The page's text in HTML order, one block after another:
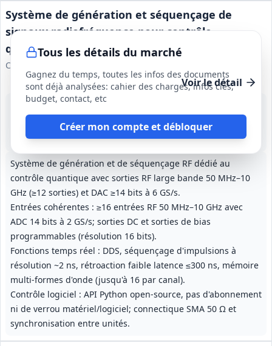
Tous les détails du marché
Gagnez du temps, toutes les infos des documents
sont déjà analysées: cahier des charges, infos clés,
budget, contact, etc
Créer mon compte et débloquer
Système de génération et séquençage de
signaux radiofréquence pour contrôle
quantique
CNRS Centre de Nanosciences et de Nanotechnologies
Voir le détail
Système de génération et de séquençage RF dédié au
contrôle quantique avec sorties RF large bande 50 MHz–10
GHz (≥12 sorties) et DAC ≥14 bits à 6 GS/s.
Entrées cohérentes : ≥16 entrées RF 50 MHz–10 GHz avec
ADC 14 bits à 2 GS/s; sorties DC et sorties de bias
programmables (résolution 16 bits).
Fonctions temps réel : DDS, séquençage d'impulsions à
résolution ~2 ns, rétroaction faible latence ≤300 ns, mémoire
multi-formes d'onde (jusqu'à 16 par canal).
Contrôle logiciel : API Python open-source, pas d'abonnement
ni de verrou matériel/logiciel; connectique SMA 50 Ω et
synchronisation entre unités.
14 août 2026
Palaiseau (91)